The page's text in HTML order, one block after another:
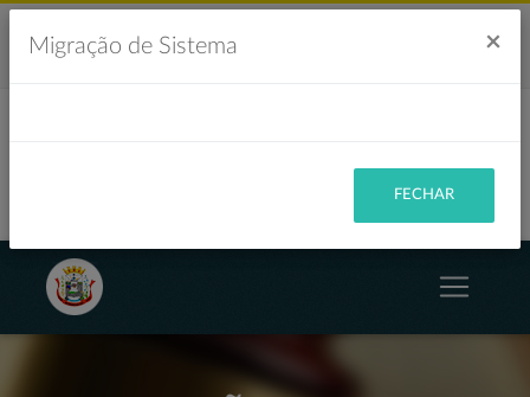
Migração de Sistema ×
FECHAR